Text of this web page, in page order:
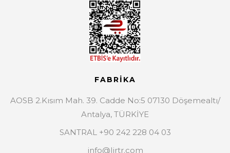
FABRİKA
AOSB 2.Kısım Mah. 39. Cadde No:5 07130 Döşemealtı/
Antalya, TÜRKİYE
SANTRAL +90 242 228 04 03
info@lirtr.com